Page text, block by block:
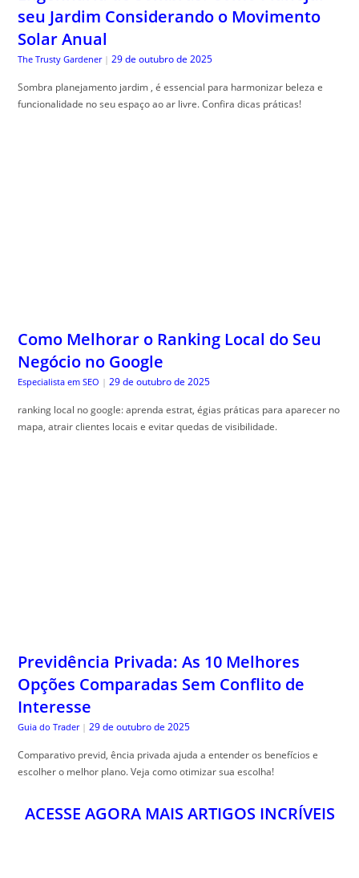
seu Jardim Considerando o Movimento
Solar Anual
The Trusty Gardener | 29 de outubro de 2025
Sombra planejamento jardim , é essencial para harmonizar beleza e
funcionalidade no seu espaço ao ar livre. Confira dicas práticas!
Como Melhorar o Ranking Local do Seu
Negócio no Google
Especialista em SEO | 29 de outubro de 2025
ranking local no google: aprenda estrat, égias práticas para aparecer no
mapa, atrair clientes locais e evitar quedas de visibilidade.
Previdência Privada: As 10 Melhores
Opções Comparadas Sem Conflito de
Interesse
Guia do Trader | 29 de outubro de 2025
Comparativo previd, ência privada ajuda a entender os benefícios e
escolher o melhor plano. Veja como otimizar sua escolha!
ACESSE AGORA MAIS ARTIGOS INCRÍVEIS